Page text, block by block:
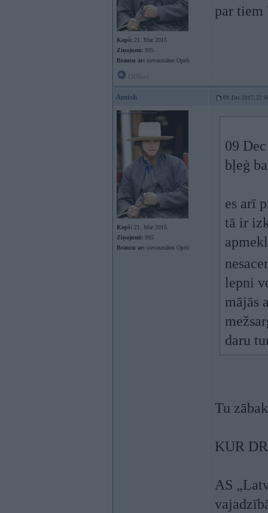
Kopš: 21. Mar 2015
Ziņojumi: 995
Braucu ar: sievasmātes Opeli
par
Amish 09. Dec 2017,
Kopš: 21. Mar 2015
Ziņojumi: 995
Braucu ar: sievasmātes Opeli
09
bļeģ
es arī
tā ir
lepni
mājās
daru
Tu
KUR
AS